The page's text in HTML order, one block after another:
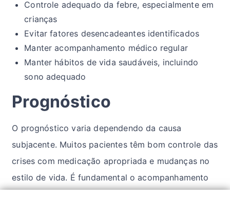
Controle adequado da febre, especialmente em
crianças
Evitar fatores desencadeantes identificados
Manter acompanhamento médico regular
Manter hábitos de vida saudáveis, incluindo
sono adequado
Prognóstico
O prognóstico varia dependendo da causa
subjacente. Muitos pacientes têm bom controle das
crises com medicação apropriada e mudanças no
estilo de vida. É fundamental o acompanhamento